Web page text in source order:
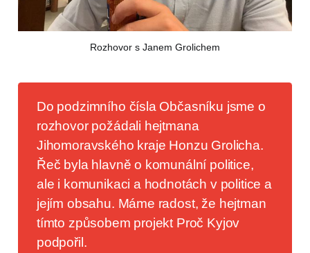
Rozhovor s Janem Grolichem
Do podzimního čísla Občasníku jsme o
rozhovor požádali hejtmana
Jihomoravského kraje Honzu Grolicha.
Řeč byla hlavně o komunální politice,
ale i komunikaci a hodnotách v politice a
jejím obsahu. Máme radost, že hejtman
tímto způsobem projekt Proč Kyjov
podpořil.